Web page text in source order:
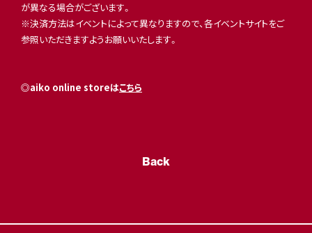
が異なる場合がございます。
※決済方法はイベントによって異なりますので、各イベントサイトをご
参照いただきますようお願いいたします。
◎aiko online storeはこちら
Back